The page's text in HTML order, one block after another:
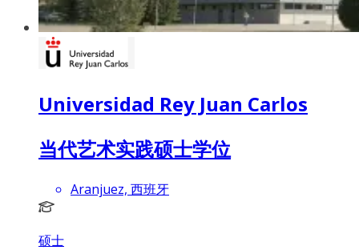
Universidad Rey Juan Carlos
当代艺术实践硕士学位
Aranjuez, 西班牙
硕士